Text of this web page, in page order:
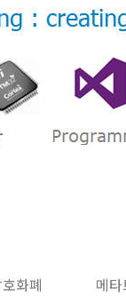
화폐 메